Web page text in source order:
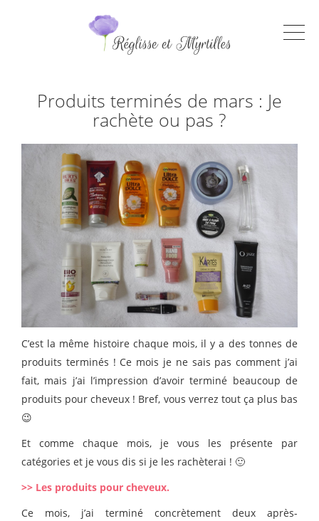
Produits terminés de mars : Je
rachète ou pas ?
C’est la même histoire chaque mois, il y a des tonnes de
produits terminés ! Ce mois je ne sais pas comment j’ai
fait, mais j’ai l’impression d’avoir terminé beaucoup de
produits pour cheveux ! Bref, vous verrez tout ça plus bas
😉
Et comme chaque mois, je vous les présente par
catégories et je vous dis si je les rachèterai ! 🙂
>> Les produits pour cheveux.
Ce mois, j’ai terminé concrètement deux après-